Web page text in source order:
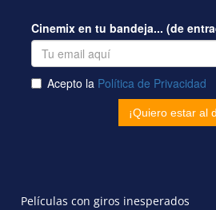
Películas con giros inesperados